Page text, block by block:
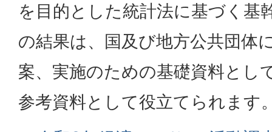
を目的とした統計法に基づく基
の結果は、国及び地方公共団体
案、実施のための基礎資料とし
参考資料として役立てられます